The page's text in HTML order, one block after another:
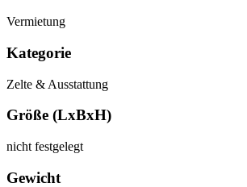
Vermietung
Kategorie
Zelte & Ausstattung
Größe (LxBxH)
nicht festgelegt
Gewicht